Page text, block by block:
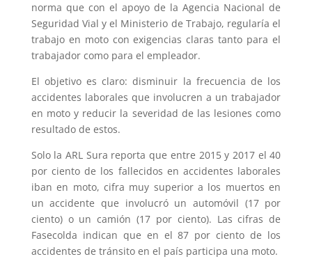
norma que con el apoyo de la Agencia Nacional de
Seguridad Vial y el Ministerio de Trabajo, regularía el
trabajo en moto con exigencias claras tanto para el
trabajador como para el empleador.
El objetivo es claro: disminuir la frecuencia de los
accidentes laborales que involucren a un trabajador
en moto y reducir la severidad de las lesiones como
resultado de estos.
Solo la ARL Sura reporta que entre 2015 y 2017 el 40
por ciento de los fallecidos en accidentes laborales
iban en moto, cifra muy superior a los muertos en
un accidente que involucró un automóvil (17 por
ciento) o un camión (17 por ciento). Las cifras de
Fasecolda indican que en el 87 por ciento de los
accidentes de tránsito en el país participa una moto.